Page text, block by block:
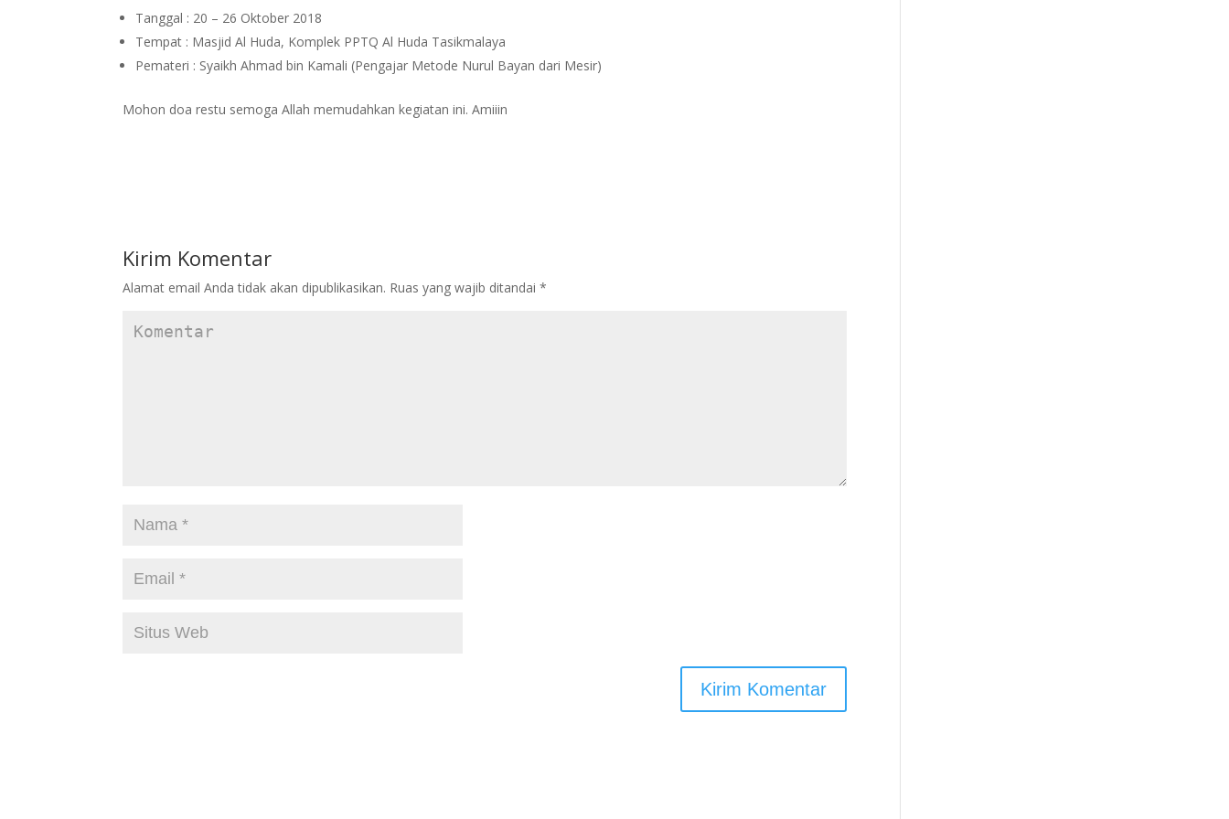
Tanggal : 20 – 26 Oktober 2018
Tempat : Masjid Al Huda, Komplek PPTQ Al Huda Tasikmalaya
Pemateri : Syaikh Ahmad bin Kamali (Pengajar Metode Nurul Bayan dari Mesir)
Mohon doa restu semoga Allah memudahkan kegiatan ini. Amiiin
Kirim Komentar
Alamat email Anda tidak akan dipublikasikan. Ruas yang wajib ditandai*